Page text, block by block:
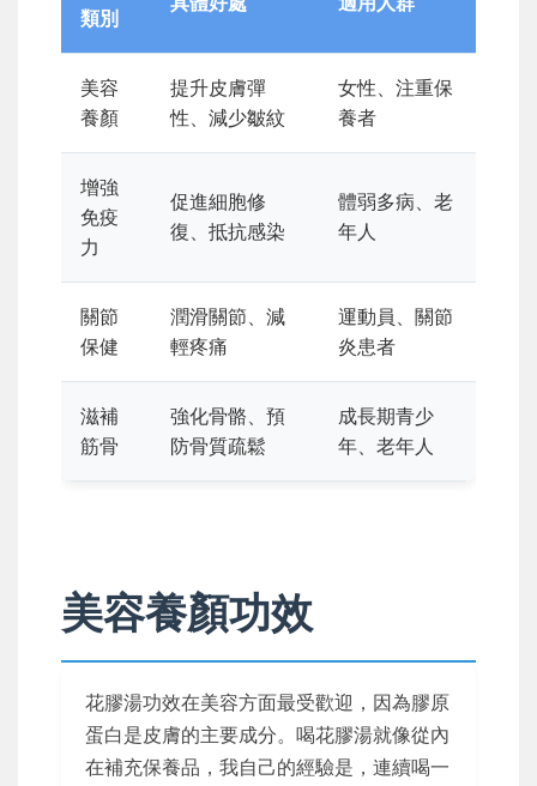
類別
美容
養顏
提升皮膚彈
性、減少皺紋
女性、注重保
養者
增強
免疫
力
促進細胞修
復、抵抗感染
體弱多病、老
年人
關節
保健
潤滑關節、減
輕疼痛
運動員、關節
炎患者
滋補
筋骨
強化骨骼、預
防骨質疏鬆
成長期青少
年、老年人
美容養顏功效
花膠湯功效在美容方面最受歡迎，因為膠原
蛋白是皮膚的主要成分。喝花膠湯就像從內
在補充保養品，我自己的經驗是，連續喝一